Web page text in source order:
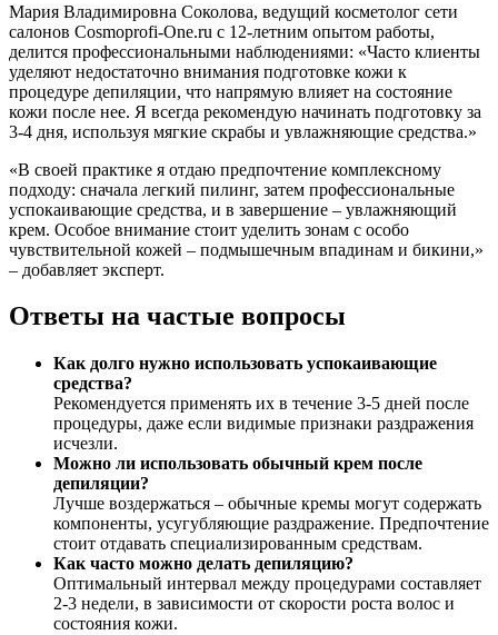
Мария Владимировна Соколова, ведущий косметолог сети
салонов Cosmoprofi-One.ru с 12-летним опытом работы,
делится профессиональными наблюдениями: «Часто клиенты
уделяют недостаточно внимания подготовке кожи к
процедуре депиляции, что напрямую влияет на состояние
кожи после нее. Я всегда рекомендую начинать подготовку за
3-4 дня, используя мягкие скрабы и увлажняющие средства.»
«В своей практике я отдаю предпочтение комплексному
подходу: сначала легкий пилинг, затем профессиональные
успокаивающие средства, и в завершение – увлажняющий
крем. Особое внимание стоит уделить зонам с особо
чувствительной кожей – подмышечным впадинам и бикини,»
– добавляет эксперт.
Ответы на частые вопросы
Как долго нужно использовать успокаивающие
средства?
Рекомендуется применять их в течение 3-5 дней после
процедуры, даже если видимые признаки раздражения
исчезли.
Можно ли использовать обычный крем после
депиляции?
Лучше воздержаться – обычные кремы могут содержать
компоненты, усугубляющие раздражение. Предпочтение
стоит отдавать специализированным средствам.
Как часто можно делать депиляцию?
Оптимальный интервал между процедурами составляет
2-3 недели, в зависимости от скорости роста волос и
состояния кожи.